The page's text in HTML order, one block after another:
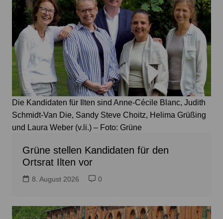
Die Kandidaten für Ilten sind Anne-Cécile Blanc, Judith
Schmidt-Van Die, Sandy Steve Choitz, Helima Grüßing
und Laura Weber (v.li.) – Foto: Grüne
Grüne stellen Kandidaten für den
Ortsrat Ilten vor
8. August 2026 0